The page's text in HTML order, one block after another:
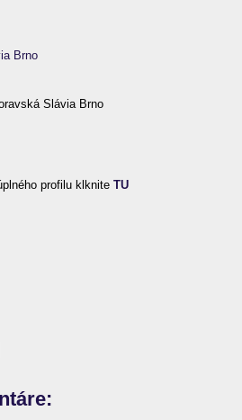
Brno
Slávia Brno
profilu klknite TU